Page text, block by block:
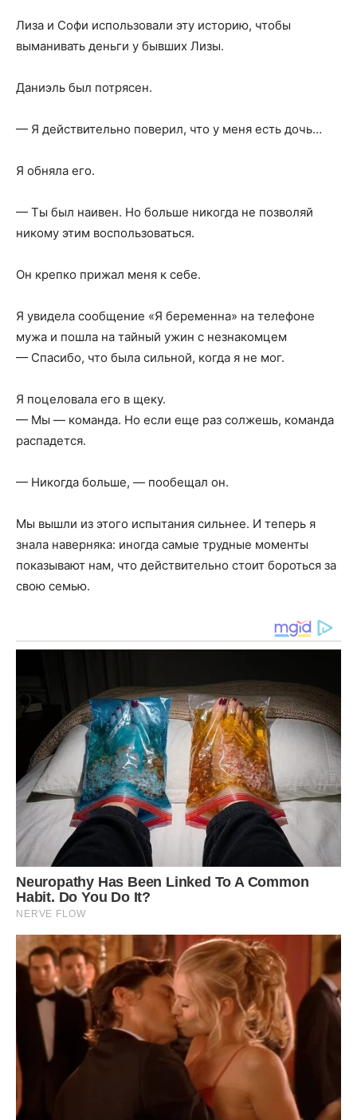
Лиза и Софи использовали эту историю, чтобы
выманивать деньги у бывших Лизы.
Даниэль был потрясен.
— Я действительно поверил, что у меня есть дочь…
Я обняла его.
— Ты был наивен. Но больше никогда не позволяй
никому этим воспользоваться.
Он крепко прижал меня к себе.
Я увидела сообщение «Я беременна» на телефоне
мужа и пошла на тайный ужин с незнакомцем
— Спасибо, что была сильной, когда я не мог.
Я поцеловала его в щеку.
— Мы — команда. Но если еще раз солжешь, команда
распадется.
— Никогда больше, — пообещал он.
Мы вышли из этого испытания сильнее. И теперь я
знала наверняка: иногда самые трудные моменты
показывают нам, что действительно стоит бороться за
свою семью.